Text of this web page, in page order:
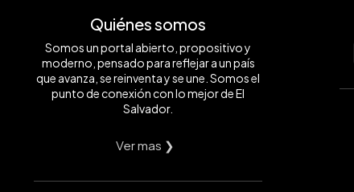
Quiénes somos
Somos un portal abierto, propositivo y
moderno, pensado para reflejar a un país
que avanza, se reinventa y se une. Somos el
punto de conexión con lo mejor de El
Salvador.
Ver mas ❯